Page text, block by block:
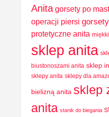
Anita gorsety po
operacji piersi
protetyczne anita
sklep anita
biustonoszami anita sklep
sklepy anita sklepy dla
bielizną anita sklep
anita stanik do biegania